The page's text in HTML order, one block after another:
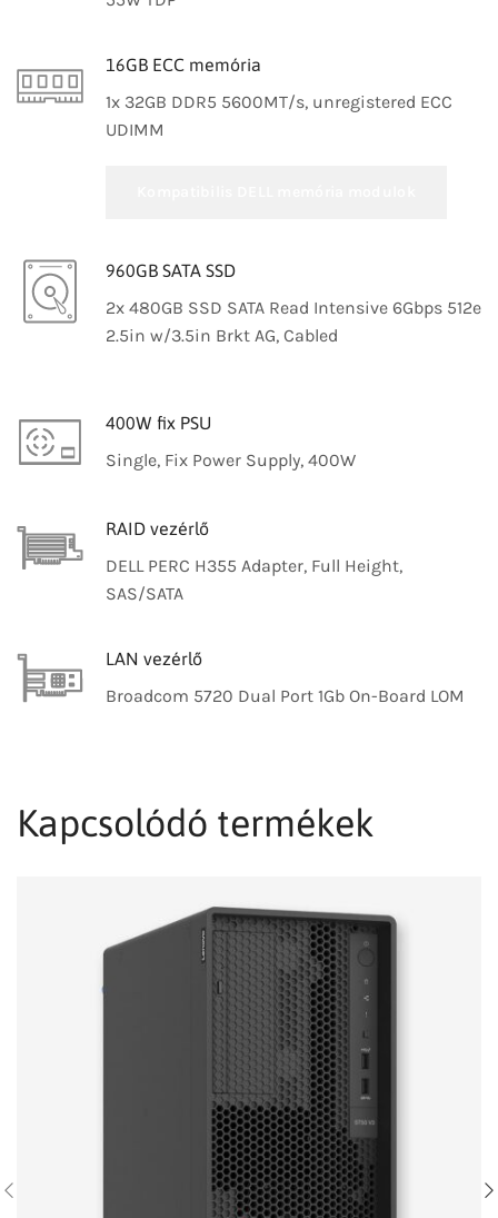
16GB ECC memória
1x 32GB DDR5 5600MT/s, unregistered ECC
UDIMM
960GB SATA SSD
2x 480GB SSD SATA Read Intensive 6Gbps 512e
2.5in w/3.5in Brkt AG, Cabled
400W fix PSU
Single, Fix Power Supply, 400W
RAID vezérlő
DELL PERC H355 Adapter, Full Height,
SAS/SATA
LAN vezérlő
Broadcom 5720 Dual Port 1Gb On-Board LOM
Kapcsolódó termékek